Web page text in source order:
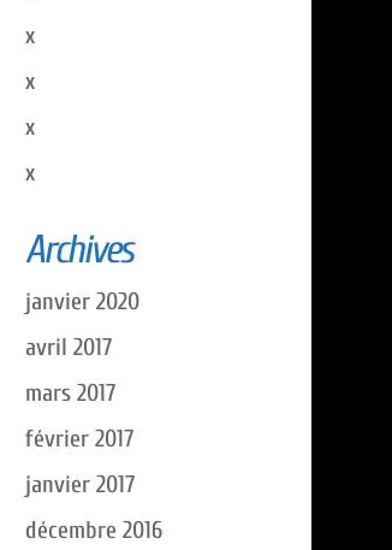
x
x
x
x
Archives
janvier 2020
avril 2017
mars 2017
février 2017
janvier 2017
décembre 2016